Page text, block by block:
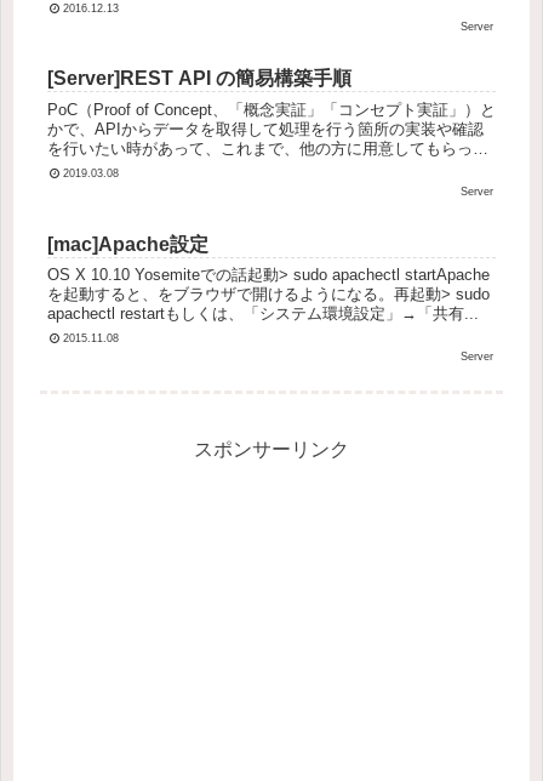
2016.12.13
Server
[Server]REST API の簡易構築手順
PoC（Proof of Concept、「概念実証」「コンセプト実証」）と
かで、APIからデータを取得して処理を行う箇所の実装や確認
を行いたい時があって、これまで、他の方に用意してもらって
いましたが、それだと動きが遅くなってしまうので、自...
2019.03.08
Server
[mac]Apache設定
OS X 10.10 Yosemiteでの話起動> sudo apachectl startApache
を起動すると、をブラウザで開けるようになる。再起動> sudo
apachectl restartもしくは、「システム環境設定」→「共有...
2015.11.08
Server
スポンサーリンク